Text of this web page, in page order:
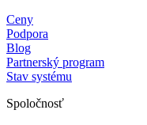
Ceny
Podpora
Blog
Partnerský program
Stav systému
Spoločnosť